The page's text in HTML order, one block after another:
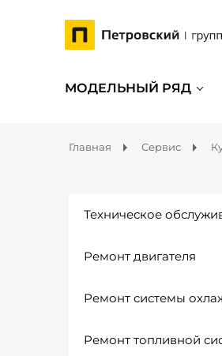
МОДЕЛЬНЫЙ РЯД
Главная Сервис
Техническое
Ремонт двигателя
Ремонт системы
Ремонт топливной